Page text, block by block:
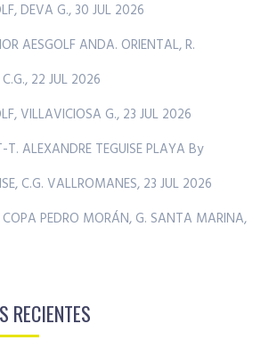
DEVA G., 30 JUL 2026
AESGOLF ANDA. ORIENTAL, R.
22 JUL 2026
VILLAVICIOSA G., 23 JUL 2026
ALEXANDRE TEGUISE PLAYA By
C.G. VALLROMANES, 23 JUL 2026
PEDRO MORÁN, G. SANTA MARINA,
RECIENTES